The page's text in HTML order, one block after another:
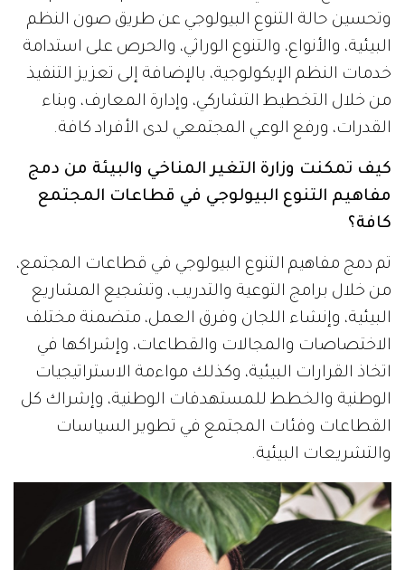
وتحسين حالة التنوع البيولوجي عن طريق صون النظم
البيئية، والأنواع، والتنوع الوراثي، والحرص على استدامة
خدمات النظم الإيكولوجية، بالإضافة إلى تعزيز التنفيذ
من خلال التخطيط التشاركي، وإدارة المعارف، وبناء
القدرات، ورفع الوعي المجتمعي لدى الأفراد كافة.
كيف تمكنت وزارة التغير المناخي والبيئة من دمج
مفاهيم التنوع البيولوجي في قطاعات المجتمع
كافة؟
تم دمج مفاهيم التنوع البيولوجي في قطاعات المجتمع،
من خلال برامج التوعية والتدريب، وتشجيع المشاريع
البيئية، وإنشاء اللجان وفرق العمل، متضمنة مختلف
الاختصاصات والمجالات والقطاعات، وإشراكها في
اتخاذ القرارات البيئية، وكذلك مواءمة الاستراتيجيات
الوطنية والخطط للمستهدفات الوطنية، وإشراك كل
القطاعات وفئات المجتمع في تطوير السياسات
والتشريعات البيئية.